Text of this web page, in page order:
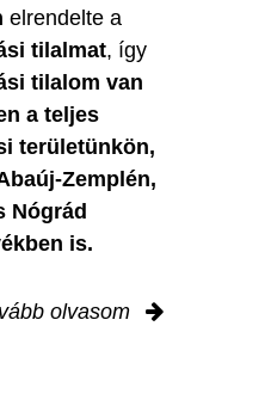
elrendelte a
tilalmat, így
tilalom van
a teljes
területünkön,
Zemplén,
Nógrád
is.
olvasom